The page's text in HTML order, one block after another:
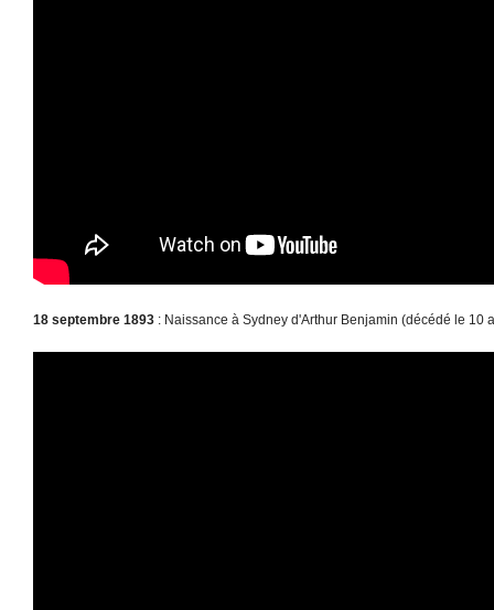
18 septembre 1893 : Naissance à Sydney d'Arthur Benjamin (décédé le 10